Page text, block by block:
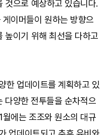
것으로 예상하고 있습니다.
이머들이 원하는 방향으
높이기 위해 최선을 다하고
한 업데이트를 계획하고 있
다양한 전투들을 순차적으
에는 조조와 원소의 대규